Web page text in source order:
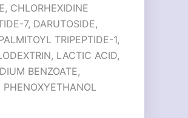
CHLORHEXIDINE
7, DARUTOSIDE,
TRIPEPTIDE-1,
LACTIC ACID,
BENZOATE,